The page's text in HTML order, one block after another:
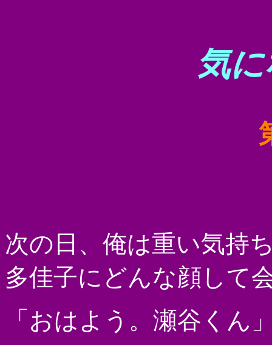
気
次の日、俺は重い気持
多佳子にどんな顔して
「おはよう。瀬谷くん